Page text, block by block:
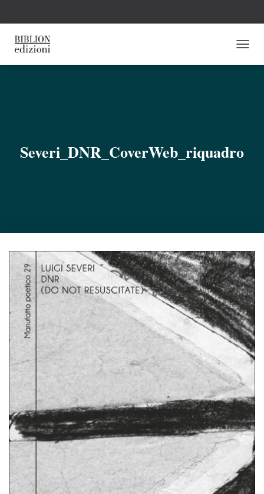
A
N
E
Severi_DNR_CoverWeb_riquadro